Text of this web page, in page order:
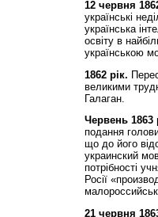
12 червня
українські
українська
освіту в
українською
1862 рік.
великими
Галаган.
Червень 1863
подання
що до його
украинский
потрібності
Росії
21 червня